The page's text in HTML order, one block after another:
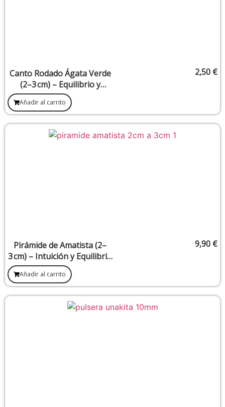
Canto Rodado Ágata Verde
(2–3 cm) – Equilibrio y
Vitalidad
2,50 €
Añadir al carrito
Pirámide de Amatista (2–
3 cm) – Intuición y Equilibrio
Espiritual
9,90 €
Añadir al carrito